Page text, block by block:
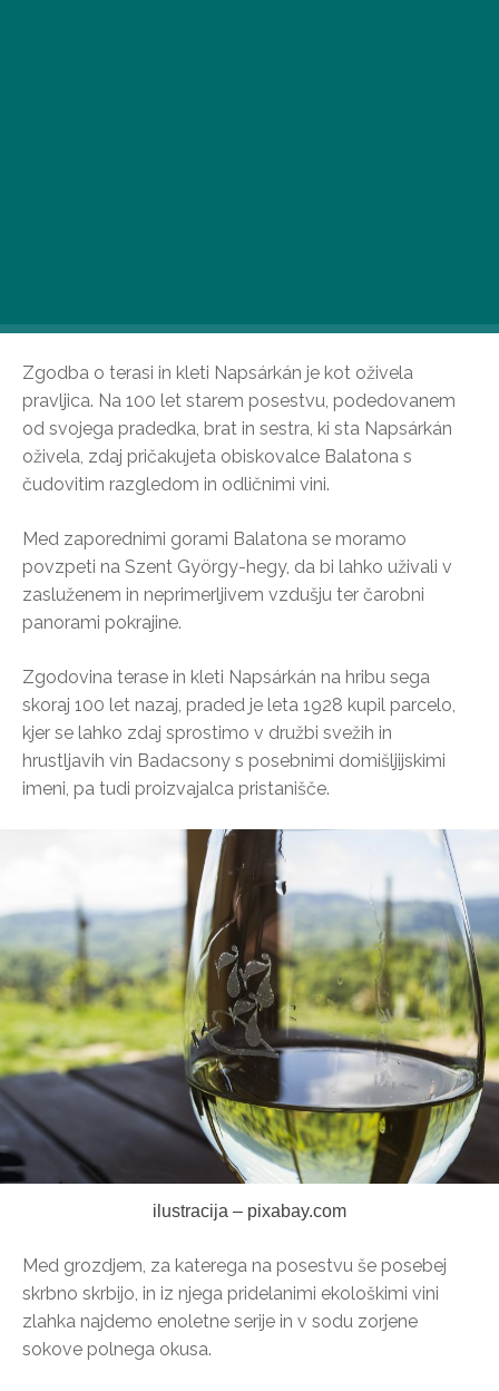
Zgodba o terasi in kleti Napsárkán je kot oživela
pravljica. Na 100 let starem posestvu, podedovanem
od svojega pradedka, brat in sestra, ki sta Napsárkán
oživela, zdaj pričakujeta obiskovalce Balatona s
čudovitim razgledom in odličnimi vini.
Med zaporednimi gorami Balatona se moramo
povzpeti na Szent György-hegy, da bi lahko uživali v
zasluženem in neprimerljivem vzdušju ter čarobni
panorami pokrajine.
Zgodovina terase in kleti Napsárkán na hribu sega
skoraj 100 let nazaj, praded je leta 1928 kupil parcelo,
kjer se lahko zdaj sprostimo v družbi svežih in
hrustljavih vin Badacsony s posebnimi domišljijskimi
imeni, pa tudi proizvajalca pristanišče.
ilustracija – pixabay.com
Med grozdjem, za katerega na posestvu še posebej
skrbno skrbijo, in iz njega pridelanimi ekološkimi vini
zlahka najdemo enoletne serije in v sodu zorjene
sokove polnega okusa.